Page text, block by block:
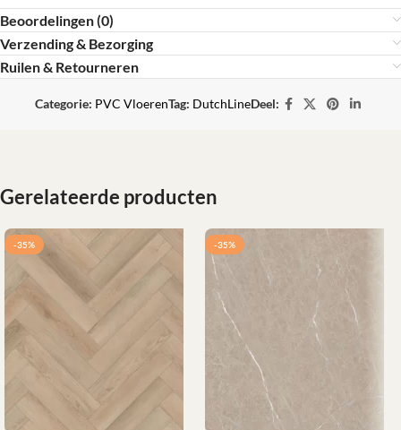
Beoordelingen (0)
Verzending & Bezorging
Ruilen & Retourneren
Categorie: PVC VloerenTag: DutchLineDeel:
Gerelateerde producten
-35% -35%